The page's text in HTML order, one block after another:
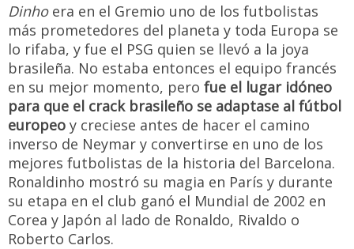
Dinhoera en el Gremio uno de los futbolistas
más prometedores del planeta y toda Europa se
lo rifaba, y fue el PSG quien se llevó a la joya
brasileña. No estaba entonces el equipo francés
en su mejor momento, pero fue el lugar idóneo
para que el crack brasileño se adaptase al fútbol
europeo y creciese antes de hacer el camino
inverso de Neymar y convertirse en uno de los
mejores futbolistas de la historia del Barcelona.
Ronaldinho mostró su magia en París y durante
su etapa en el club ganó el Mundial de 2002 en
Corea y Japón al lado de Ronaldo, Rivaldo o
Roberto Carlos.